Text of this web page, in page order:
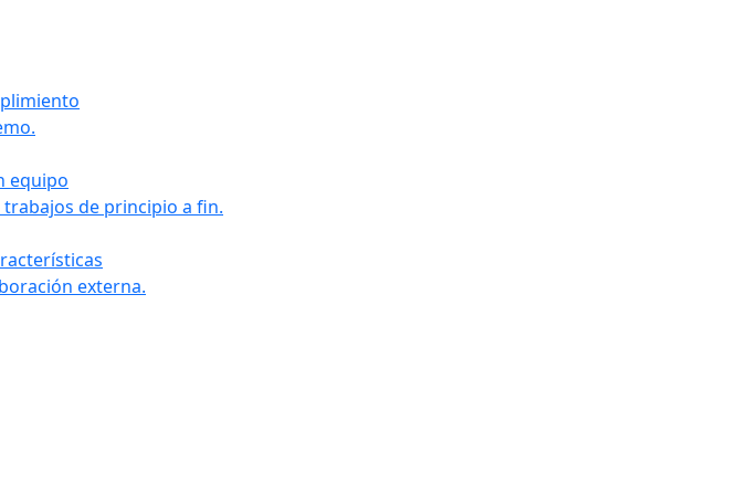
equipo
de principio a fin.
externa.